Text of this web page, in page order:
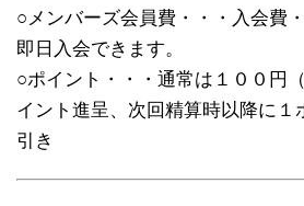
○メンバーズ会員費・・・入会費
即日入会できます。
○ポイント・・・通常は１００円
イント進呈、次回精算時以降に１
引き